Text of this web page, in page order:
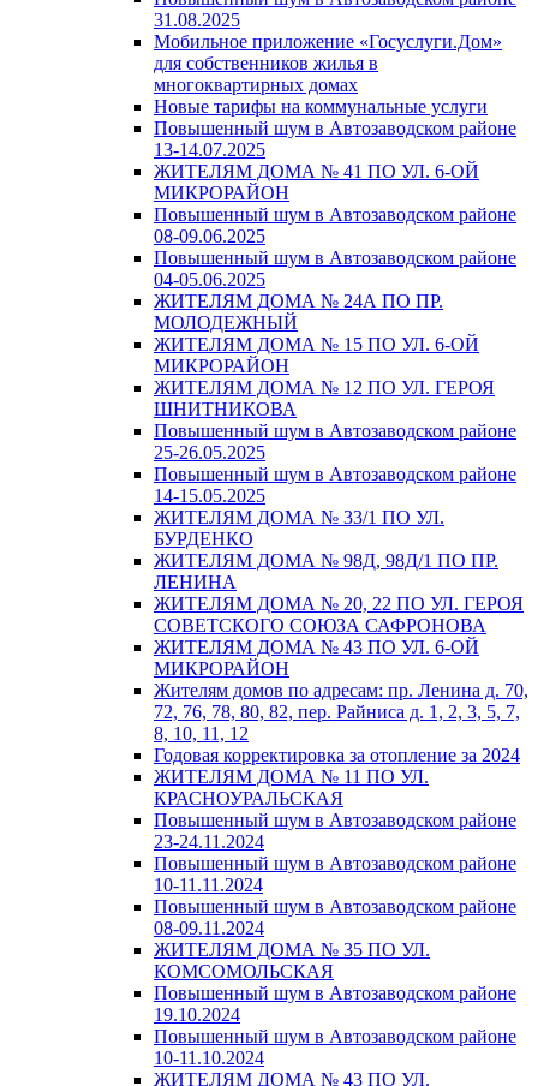
31.08.2025
Мобильное приложение «Госуслуги.Дом»
для собственников жилья в
многоквартирных домах
Новые тарифы на коммунальные услуги
Повышенный шум в Автозаводском районе
13-14.07.2025
ЖИТЕЛЯМ ДОМА № 41 ПО УЛ. 6-ОЙ
МИКРОРАЙОН
Повышенный шум в Автозаводском районе
08-09.06.2025
Повышенный шум в Автозаводском районе
04-05.06.2025
ЖИТЕЛЯМ ДОМА № 24А ПО ПР.
МОЛОДЕЖНЫЙ
ЖИТЕЛЯМ ДОМА № 15 ПО УЛ. 6-ОЙ
МИКРОРАЙОН
ЖИТЕЛЯМ ДОМА № 12 ПО УЛ. ГЕРОЯ
ШНИТНИКОВА
Повышенный шум в Автозаводском районе
25-26.05.2025
Повышенный шум в Автозаводском районе
14-15.05.2025
ЖИТЕЛЯМ ДОМА № 33/1 ПО УЛ.
БУРДЕНКО
ЖИТЕЛЯМ ДОМА № 98Д, 98Д/1 ПО ПР.
ЛЕНИНА
ЖИТЕЛЯМ ДОМА № 20, 22 ПО УЛ. ГЕРОЯ
СОВЕТСКОГО СОЮЗА САФРОНОВА
ЖИТЕЛЯМ ДОМА № 43 ПО УЛ. 6-ОЙ
МИКРОРАЙОН
Жителям домов по адресам: пр. Ленина д. 70,
72, 76, 78, 80, 82, пер. Райниса д. 1, 2, 3, 5, 7,
8, 10, 11, 12
Годовая корректировка за отопление за 2024
ЖИТЕЛЯМ ДОМА № 11 ПО УЛ.
КРАСНОУРАЛЬСКАЯ
Повышенный шум в Автозаводском районе
23-24.11.2024
Повышенный шум в Автозаводском районе
10-11.11.2024
Повышенный шум в Автозаводском районе
08-09.11.2024
ЖИТЕЛЯМ ДОМА № 35 ПО УЛ.
КОМСОМОЛЬСКАЯ
Повышенный шум в Автозаводском районе
19.10.2024
Повышенный шум в Автозаводском районе
10-11.10.2024
ЖИТЕЛЯМ ДОМА № 43 ПО УЛ.